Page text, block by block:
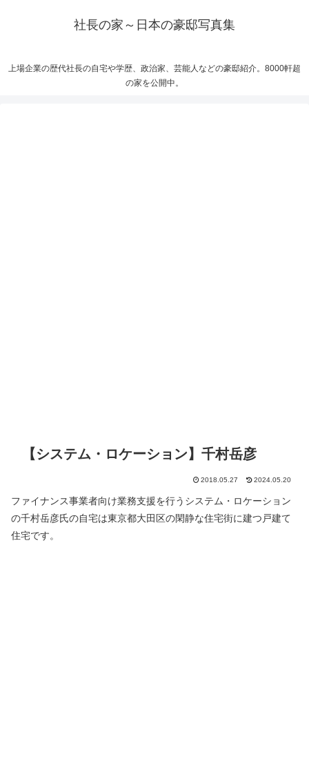
社長の家～日本の豪邸写真集
上場企業の歴代社長の自宅や学歴、政治家、芸能人などの豪邸紹介。8000軒超
の家を公開中。
【システム・ロケーション】千村岳彦
2018.05.27 2024.05.20
ファイナンス事業者向け業務支援を行うシステム・ロケーション
の千村岳彦氏の自宅は東京都大田区の閑静な住宅街に建つ戸建て
住宅です。